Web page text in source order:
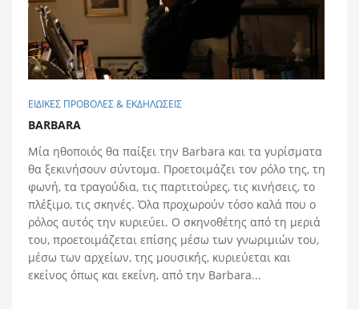
ΕΙΔΙΚΕΣ ΠΡΟΒΟΛΕΣ & ΕΚΔΗΛΩΣΕΙΣ
BARBARA
Μία ηθοποιός θα παίξει την Barbara και τα γυρίσματα
θα ξεκινήσουν σύντομα. Προετοιμάζει τον ρόλο της, τη
φωνή, τα τραγούδια, τις παρτιτούρες, τις κινήσεις, το
πλέξιμο, τις σκηνές. Όλα προχωρούν τόσο καλά που ο
ρόλος αυτός την κυριεύει. Ο σκηνοθέτης από τη μεριά
του, προετοιμάζεται επίσης μέσω των γνωριμιών του,
μέσω των αρχείων, της μουσικής, κυριεύεται και
εκείνος όπως και εκείνη, από την Barbara...